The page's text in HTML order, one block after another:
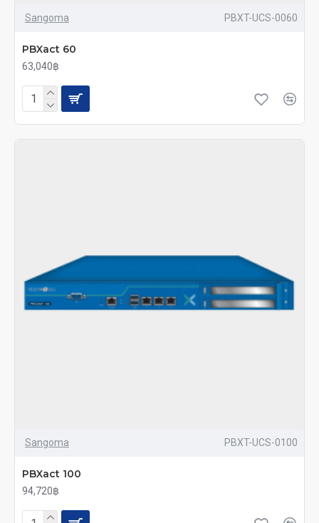
Sangoma PBXT-UCS-0060
PBXact 60
63,040฿
Sangoma PBXT-UCS-0100
PBXact 100
94,720฿